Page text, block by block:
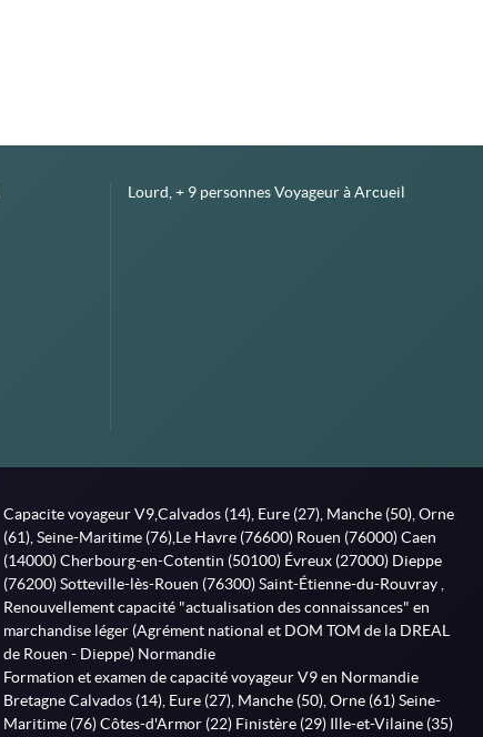
Lourd, + 9 personnes Voyageur à Arcueil
Capacite voyageur V9,Calvados (14), Eure (27), Manche (50), Orne
(61), Seine-Maritime (76),Le Havre (76600) Rouen (76000) Caen
(14000) Cherbourg-en-Cotentin (50100) Évreux (27000) Dieppe
(76200) Sotteville-lès-Rouen (76300) Saint-Étienne-du-Rouvray ,
Renouvellement capacité "actualisation des connaissances" en
marchandise léger (Agrément national et DOM TOM de la DREAL
de Rouen - Dieppe) Normandie
Formation et examen de capacité voyageur V9 en Normandie
Bretagne Calvados (14), Eure (27), Manche (50), Orne (61) Seine-
Maritime (76) Côtes-d'Armor (22) Finistère (29) Ille-et-Vilaine (35)